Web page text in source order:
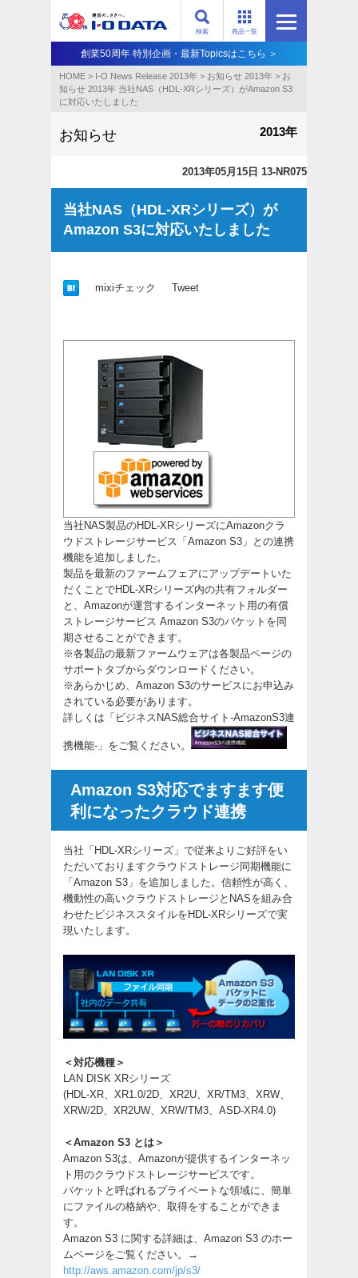
商品一覧
検索
創業50周年 特別企画・最新Topicsはこちら ＞
HOME > I-O News Release 2013年 > お知らせ 2013年 > お
知らせ 2013年 当社NAS（HDL-XRシリーズ）がAmazon S3
に対応いたしました
お知らせ 2013年
2013年05月15日 13-NR075
当社NAS（HDL-XRシリーズ）が
Amazon S3に対応いたしました
mixiチェック Tweet
当社NAS製品のHDL-XRシリーズにAmazonクラ
ウドストレージサービス「Amazon S3」との連携
機能を追加しました。
製品を最新のファームフェアにアップデートいた
だくことでHDL-XRシリーズ内の共有フォルダー
と、Amazonが運営するインターネット用の有償
ストレージサービス Amazon S3のバケットを同
期させることができます。
※各製品の最新ファームウェアは各製品ページの
サポートタブからダウンロードください。
※あらかじめ、Amazon S3のサービスにお申込み
されている必要があります。
詳しくは「 ビジネスNAS総合サイト-AmazonS3連
携機能- 」をご覧ください。
Amazon S3対応でますます便
利になったクラウド連携
当社「HDL-XRシリーズ」で従来よりご好評をい
ただいておりますクラウドストレージ同期機能に
「Amazon S3」を追加しました。信頼性が高く、
機動性の高いクラウドストレージとNASを組み合
わせたビジネススタイルをHDL-XRシリーズで実
現いたします。
＜対応機種＞
LAN DISK XRシリーズ
(HDL-XR、XR1.0/2D、XR2U、XR/TM3、XRW、
XRW/2D、XR2UW、XRW/TM3、ASD-XR4.0)
＜Amazon S3 とは＞
Amazon S3は、Amazonが提供するインターネッ
ト用のクラウドストレージサービスです。
バケットと呼ばれるプライベートな領域に、簡単
にファイルの格納や、取得をすることができま
す。
Amazon S3 に関する詳細は、Amazon S3 のホー
ムページをご覧ください。→
http://aws.amazon.com/jp/s3/